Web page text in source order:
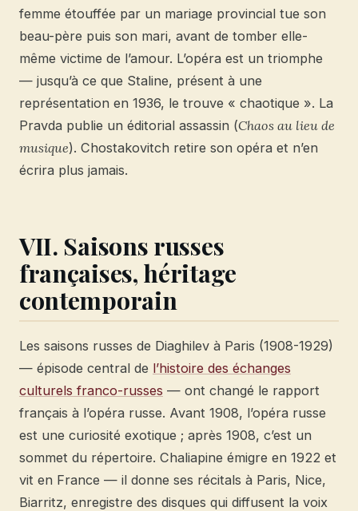
femme étouffée par un mariage provincial tue son
beau-père puis son mari, avant de tomber elle-
même victime de l’amour. L’opéra est un triomphe
— jusqu’à ce que Staline, présent à une
représentation en 1936, le trouve « chaotique ». La
Pravda publie un éditorial assassin (Chaos au lieu de
musique). Chostakovitch retire son opéra et n’en
écrira plus jamais.
VII. Saisons russes
françaises, héritage
contemporain
Les saisons russes de Diaghilev à Paris (1908-1929)
— épisode central de l’histoire des échanges
culturels franco-russes — ont changé le rapport
français à l’opéra russe. Avant 1908, l’opéra russe
est une curiosité exotique ; après 1908, c’est un
sommet du répertoire. Chaliapine émigre en 1922 et
vit en France — il donne ses récitals à Paris, Nice,
Biarritz, enregistre des disques qui diffusent la voix